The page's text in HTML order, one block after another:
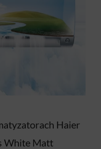
Haier
White Matt